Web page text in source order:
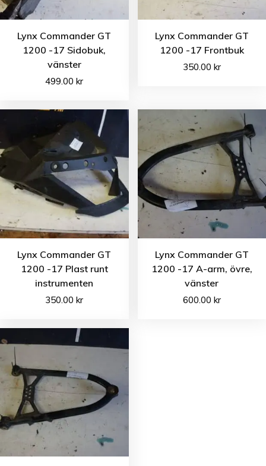
Lynx Commander GT
1200 -17 Sidobuk,
vänster
499.00kr
Lynx Commander GT
1200 -17 Frontbuk
350.00 kr
Lynx Commander GT
1200 -17 Plast runt
instrumenten
350.00kr
Lynx Commander GT
1200 -17 A-arm, övre,
vänster
600.00 kr